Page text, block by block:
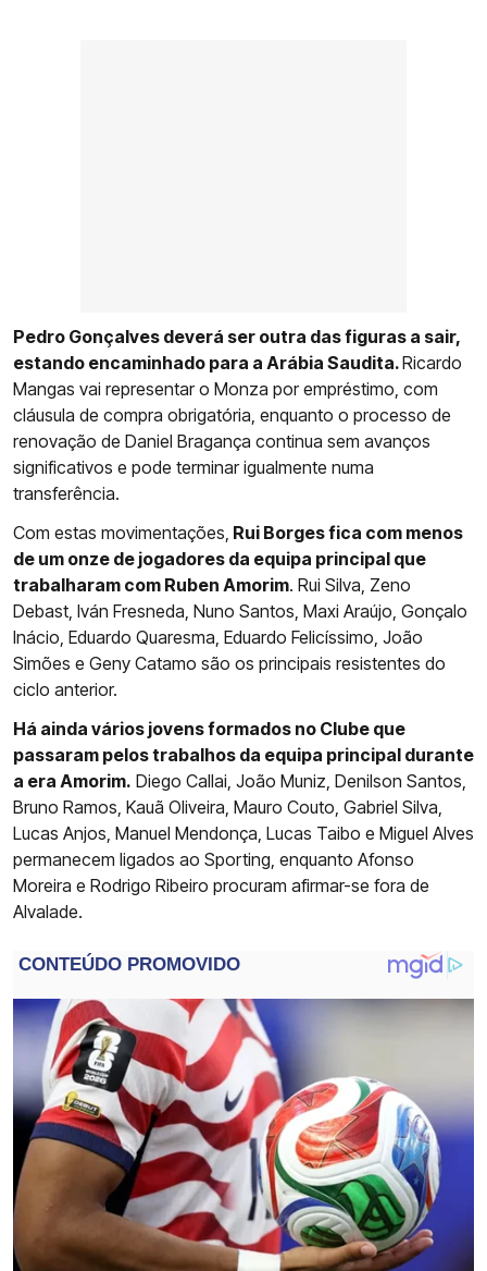
Pedro Gonçalves deverá ser outra das figuras a sair,
estando encaminhado para a Arábia Saudita.Ricardo
Mangas vai representar o Monza por empréstimo, com
cláusula de compra obrigatória, enquanto o processo de
renovação de Daniel Bragança continua sem avanços
significativos e pode terminar igualmente numa
transferência.
Com estas movimentações, Rui Borges fica com menos
de um onze de jogadores da equipa principal que
trabalharam com Ruben Amorim. Rui Silva, Zeno
Debast, Iván Fresneda, Nuno Santos, Maxi Araújo, Gonçalo
Inácio, Eduardo Quaresma, Eduardo Felicíssimo, João
Simões e Geny Catamo são os principais resistentes do
ciclo anterior.
Há ainda vários jovens formados no Clube que
passaram pelos trabalhos da equipa principal durante
a era Amorim. Diego Callai, João Muniz, Denilson Santos,
Bruno Ramos, Kauã Oliveira, Mauro Couto, Gabriel Silva,
Lucas Anjos, Manuel Mendonça, Lucas Taibo e Miguel Alves
permanecem ligados ao Sporting, enquanto Afonso
Moreira e Rodrigo Ribeiro procuram afirmar-se fora de
Alvalade.